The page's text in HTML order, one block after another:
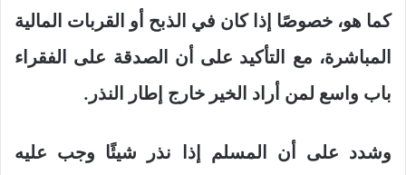
كما هو، خصوصًا إذا كان في الذبح أو القربات المالية
المباشرة، مع التأكيد على أن الصدقة على الفقراء
باب واسع لمن أراد الخير خارج إطار النذر.
وشدد على أن المسلم إذا نذر شيئًا وجب عليه